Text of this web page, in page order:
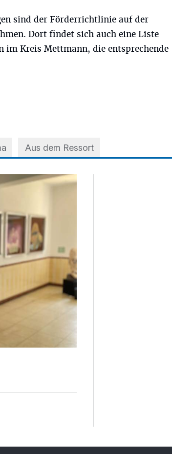
sind der Förderrichtlinie auf der
Dort findet sich auch eine Liste
Kreis Mettmann, die entsprechende
Aus dem Ressort